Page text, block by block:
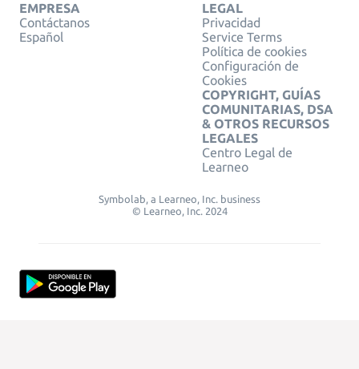
EMPRESA
Contáctanos
Español
LEGAL
Privacidad
Service Terms
Política de cookies
Configuración de
Cookies
COPYRIGHT, GUÍAS
COMUNITARIAS, DSA
& OTROS RECURSOS
LEGALES
Centro Legal de
Learneo
Symbolab, a Learneo, Inc. business
© Learneo, Inc. 2024